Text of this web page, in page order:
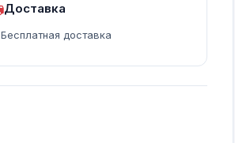
Доставка
Бесплатная доставка